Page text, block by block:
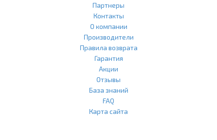
Партнеры
Контакты
О компании
Производители
Правила возврата
Гарантия
Акции
Отзывы
База знаний
FAQ
Карта сайта